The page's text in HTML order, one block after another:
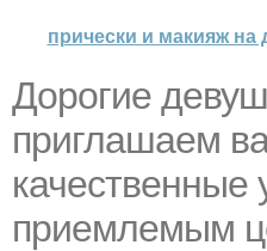
прически и макияж на
Дорогие
приглашаем
качественные
приемлемым